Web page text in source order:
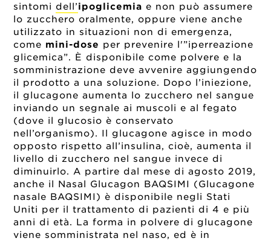
sintomi dell’ipoglicemia e non può assumere
lo zucchero oralmente, oppure viene anche
utilizzato in situazioni non di emergenza,
come mini-dose per prevenire l'”iperreazione
glicemica”. È disponibile come polvere e la
somministrazione deve avvenire aggiungendo
il prodotto a una soluzione. Dopo l’iniezione,
il glucagone aumenta lo zucchero nel sangue
inviando un segnale ai muscoli e al fegato
(dove il glucosio è conservato
nell’organismo). Il glucagone agisce in modo
opposto rispetto all’insulina, cioè, aumenta il
livello di zucchero nel sangue invece di
diminuirlo. A partire dal mese di agosto 2019,
anche il Nasal Glucagon BAQSIMI (Glucagone
nasale BAQSIMI) è disponibile negli Stati
Uniti per il trattamento di pazienti di 4 e più
anni di età. La forma in polvere di glucagone
viene somministrata nel naso, ed è in